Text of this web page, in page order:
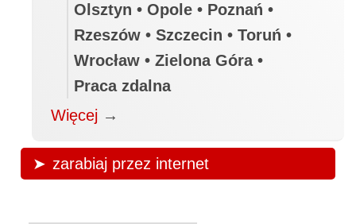
Olsztyn • Opole • Poznań •
Rzeszów • Szczecin • Toruń •
Wrocław • Zielona Góra •
Praca zdalna
Więcej →
zarabiaj przez internet